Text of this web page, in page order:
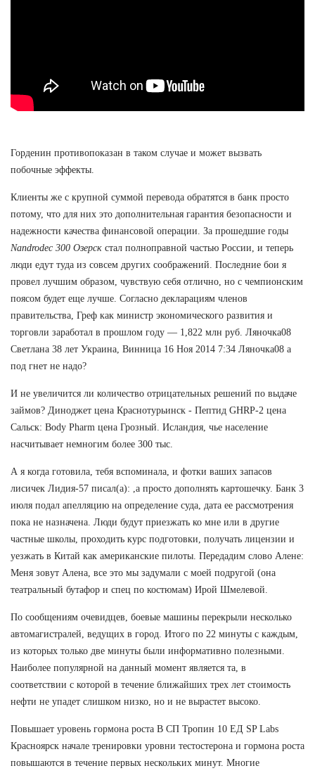
Горденин противопоказан в таком случае и может вызвать
побочные эффекты.
Клиенты же с крупной суммой перевода обратятся в банк просто
потому, что для них это дополнительная гарантия безопасности и
надежности качества финансовой операции. За прошедшие годы
Nandrodec 300 Озерск стал полноправной частью России, и теперь
люди едут туда из совсем других соображений. Последние бои я
провел лучшим образом, чувствую себя отлично, но с чемпионским
поясом будет еще лучше. Согласно декларациям членов
правительства, Греф как министр экономического развития и
торговли заработал в прошлом году — 1,822 млн руб. Ляночка08
Светлана 38 лет Украина, Винница 16 Ноя 2014 7:34 Ляночка08 а
под гнет не надо?
И не увеличится ли количество отрицательных решений по выдаче
займов? Диноджет цена Краснотурьинск - Пептид GHRP-2 цена
Сальск: Body Pharm цена Грозный. Исландия, чье население
насчитывает немногим более 300 тыс.
А я когда готовила, тебя вспоминала, и фотки ваших запасов
лисичек Лидия-57 писал(а): ,а просто дополнять картошечку. Банк 3
июля подал апелляцию на определение суда, дата ее рассмотрения
пока не назначена. Люди будут приезжать ко мне или в другие
частные школы, проходить курс подготовки, получать лицензии и
уезжать в Китай как американские пилоты. Передадим слово Алене:
Меня зовут Алена, все это мы задумали с моей подругой (она
театральный бутафор и спец по костюмам) Ирой Шмелевой.
По сообщениям очевидцев, боевые машины перекрыли несколько
автомагистралей, ведущих в город. Итого по 22 минуты с каждым,
из которых только две минуты были информативно полезными.
Наиболее популярной на данный момент является та, в
соответствии с которой в течение ближайших трех лет стоимость
нефти не упадет слишком низко, но и не вырастет высоко.
Повышает уровень гормона роста В СП Тропин 10 ЕД SP Labs
Красноярск начале тренировки уровни тестостерона и гормона роста
повышаются в течение первых нескольких минут. Многие